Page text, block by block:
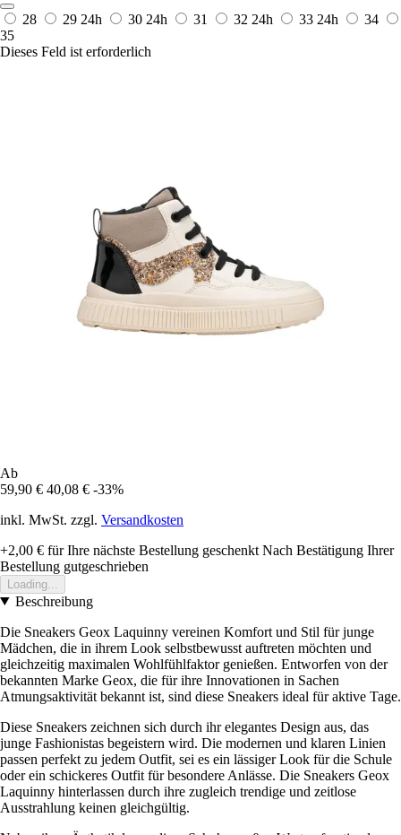
28 29 24h 30 24h 31 32 24h 33 24h
34
35
Dieses Feld ist erforderlich
Ab
59,90 € 40,08 € -33%
inkl. MwSt. zzgl. Versandkosten
+2,00 € für Ihre nächste Bestellung geschenkt Nach Bestätigung Ihrer
Bestellung gutgeschrieben
Loading...
Beschreibung
Die Sneakers Geox Laquinny vereinen Komfort und Stil für junge
Mädchen, die in ihrem Look selbstbewusst auftreten möchten und
gleichzeitig maximalen Wohlfühlfaktor genießen. Entworfen von der
bekannten Marke Geox, die für ihre Innovationen in Sachen
Atmungsaktivität bekannt ist, sind diese Sneakers ideal für aktive Tage.
Diese Sneakers zeichnen sich durch ihr elegantes Design aus, das
junge Fashionistas begeistern wird. Die modernen und klaren Linien
passen perfekt zu jedem Outfit, sei es ein lässiger Look für die Schule
oder ein schickeres Outfit für besondere Anlässe. Die Sneakers Geox
Laquinny hinterlassen durch ihre zugleich trendige und zeitlose
Ausstrahlung keinen gleichgültig.